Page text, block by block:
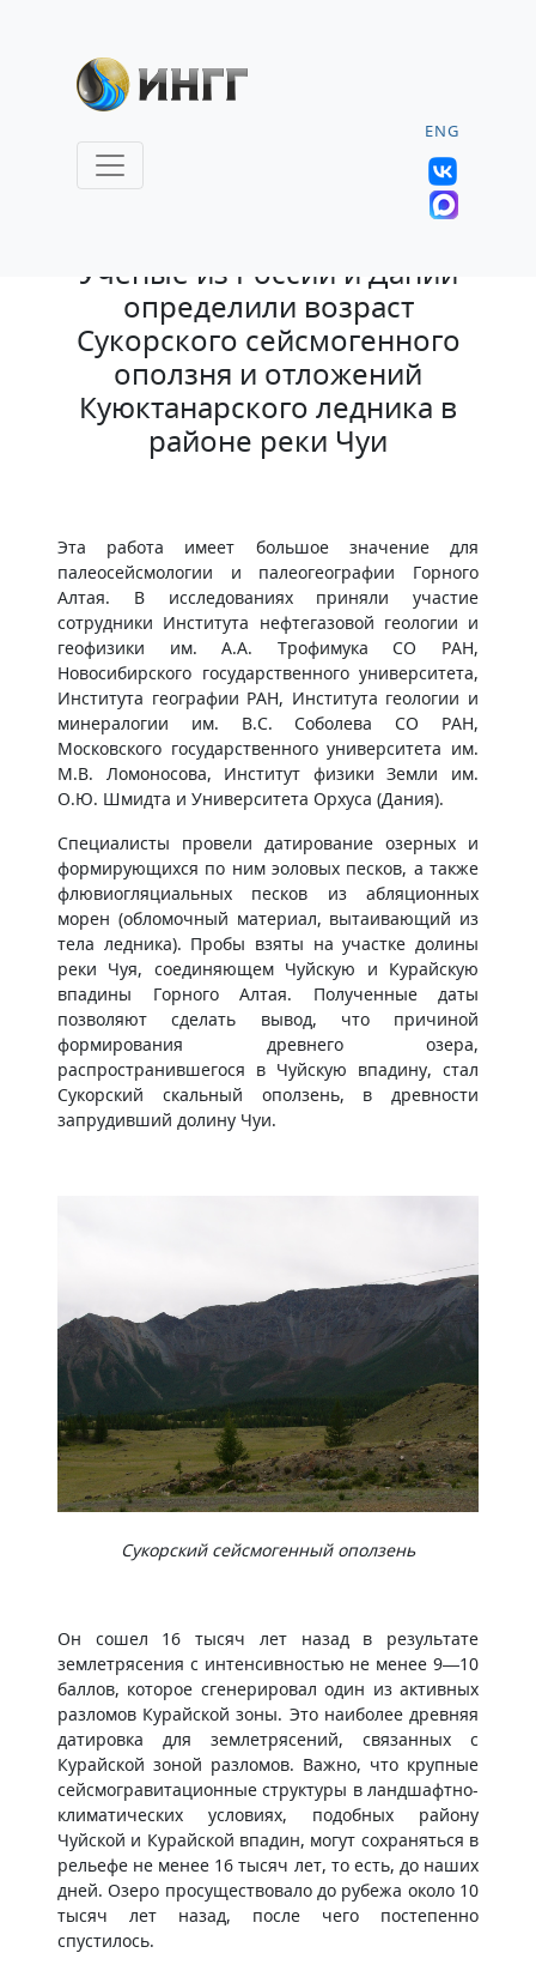
ENG
Учёные из России и Дании
определили возраст
Сукорского сейсмогенного
оползня и отложений
Куюктанарского ледника в
районе реки Чуи
Эта работа имеет большое значение для
палеосейсмологии и палеогеографии Горного
Алтая. В исследованиях приняли участие
сотрудники Института нефтегазовой геологии и
геофизики им. А.А. Трофимука СО РАН,
Новосибирского государственного университета,
Института географии РАН, Института геологии и
минералогии им. В.С. Соболева СО РАН,
Московского государственного университета им.
М.В. Ломоносова, Институт физики Земли им.
О.Ю. Шмидта и Университета Орхуса (Дания).
Специалисты провели датирование озерных и
формирующихся по ним эоловых песков, а также
флювиогляциальных песков из абляционных
морен (обломочный материал, вытаивающий из
тела ледника). Пробы взяты на участке долины
реки Чуя, соединяющем Чуйскую и Курайскую
впадины Горного Алтая. Полученные даты
позволяют сделать вывод, что причиной
формирования древнего озера,
распространившегося в Чуйскую впадину, стал
Сукорский скальный оползень, в древности
запрудивший долину Чуи.
Сукорский сейсмогенный оползень
Он сошел 16 тысяч лет назад в результате
землетрясения с интенсивностью не менее 9—10
баллов, которое сгенерировал один из активных
разломов Курайской зоны. Это наиболее древняя
датировка для землетрясений, связанных с
Курайской зоной разломов. Важно, что крупные
сейсмогравитационные структуры в ландшафтно-
климатических условиях, подобных району
Чуйской и Курайской впадин, могут сохраняться в
рельефе не менее 16 тысяч лет, то есть, до наших
дней. Озеро просуществовало до рубежа около 10
тысяч лет назад, после чего постепенно
спустилось.